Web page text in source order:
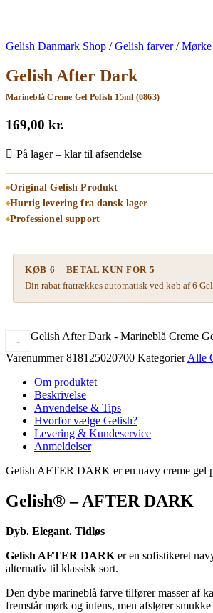
Gelish Danmark Shop /Gelish farver/
Gelish After Dark
Marineblå Creme Gel Polish 15ml (0863)
169,00 kr.
På lager – klar til afsendelse
Original Gelish Produkt
Hurtig levering fra dansk lager
Professionel support
KØB 6 – BETAL KUN FOR 5
Din rabat fratrækkes automatisk ved køb af 6
- Gelish After Dark - Marineblå Creme
Varenummer818125020700 Kategorier Alle
Om produktet
Beskrivelse
Anvendelse & Tips
Hvorfor vælge Gelish?
Levering & Kundeservice
Anmeldelser
Gelish AFTER DARK er en navy creme gel
Gelish® – AFTER DARK
Dyb. Elegant. Tidløs
Gelish AFTER DARK er en sofistikeret
alternativ til klassisk sort.
Den dybe marineblå farve tilfører masser af
fremstår mørk og intens, men afslører